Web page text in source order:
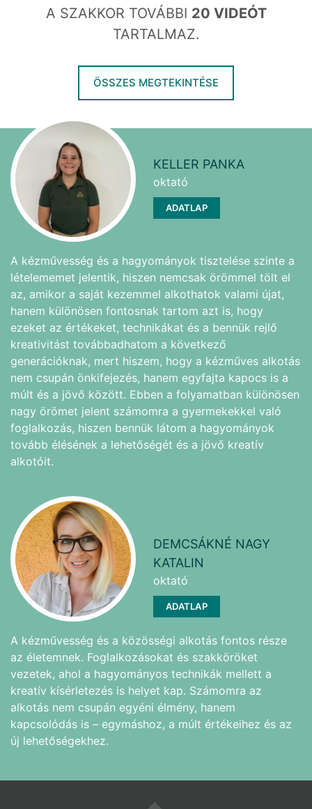
A SZAKKOR TOVÁBBI 20 VIDEÓT
TARTALMAZ.
ÖSSZES MEGTEKINTÉSE
KELLER PANKA
oktató
ADATLAP
A kézművesség és a hagyományok tisztelése szinte a
lételememet jelentik, hiszen nemcsak örömmel tölt el
az, amikor a saját kezemmel alkothatok valami újat,
hanem különösen fontosnak tartom azt is, hogy
ezeket az értékeket, technikákat és a bennük rejlő
kreativitást továbbadhatom a következő
generációknak, mert hiszem, hogy a kézműves alkotás
nem csupán önkifejezés, hanem egyfajta kapocs is a
múlt és a jövő között. Ebben a folyamatban különösen
nagy örömet jelent számomra a gyermekekkel való
foglalkozás, hiszen bennük látom a hagyományok
tovább élésének a lehetőségét és a jövő kreatív
alkotóit.
DEMCSÁKNÉ NAGY
KATALIN
oktató
ADATLAP
A kézművesség és a közösségi alkotás fontos része
az életemnek. Foglalkozásokat és szakköröket
vezetek, ahol a hagyományos technikák mellett a
kreatív kísérletezés is helyet kap. Számomra az
alkotás nem csupán egyéni élmény, hanem
kapcsolódás is – egymáshoz, a múlt értékeihez és az
új lehetőségekhez.